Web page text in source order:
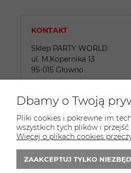
KONTAKT
Sklep PARTY WORLD
ul. M.Kopernika 13
95-015 Głowno
E-mail: sklep@partyworld.pl
Zapisz się do newslettera
Dbamy o Twoją
Pliki cookies i pokrewne im
wszystkich tych plików i
Więcej o plikach cookies
ZAAKCEPTUJ TYLKO